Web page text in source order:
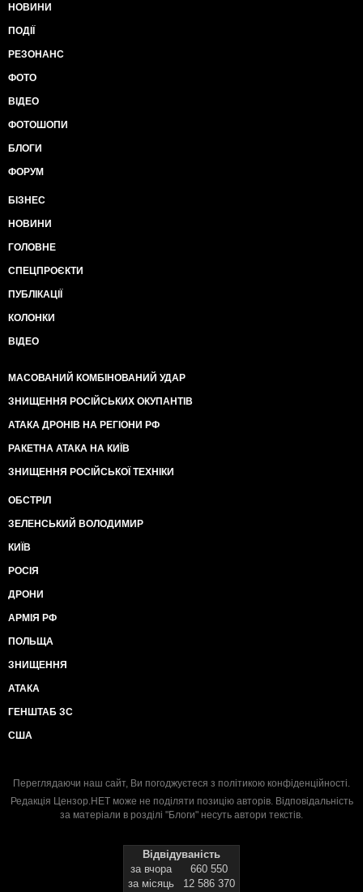
НОВИНИ
ПОДІЇ
РЕЗОНАНС
ФОТО
ВІДЕО
ФОТОШОПИ
БЛОГИ
ФОРУМ
БІЗНЕС
НОВИНИ
ГОЛОВНЕ
СПЕЦПРОЄКТИ
ПУБЛІКАЦІЇ
КОЛОНКИ
ВІДЕО
МАСОВАНИЙ КОМБІНОВАНИЙ УДАР
ЗНИЩЕННЯ РОСІЙСЬКИХ ОКУПАНТІВ
АТАКА ДРОНІВ НА РЕГІОНИ РФ
РАКЕТНА АТАКА НА КИЇВ
ЗНИЩЕННЯ РОСІЙСЬКОЇ ТЕХНІКИ
ОБСТРІЛ
ЗЕЛЕНСЬКИЙ ВОЛОДИМИР
КИЇВ
РОСІЯ
ДРОНИ
АРМІЯ РФ
ПОЛЬЩА
ЗНИЩЕННЯ
АТАКА
ГЕНШТАБ ЗС
США
Переглядаючи наш сайт, Ви погоджуєтеся з політикою конфіденційності.
Редакція Цензор.НЕТ може не поділяти позицію авторів. Відповідальність
за матеріали в розділі "Блоги" несуть автори текстів.
Відвідуваність
за вчора
660 550
за місяць
12 586 370